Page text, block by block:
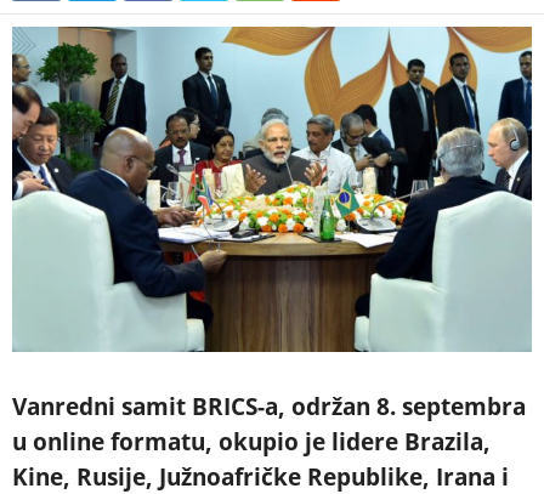
Vanredni samit BRICS-a, održan 8. septembra
u online formatu, okupio je lidere Brazila,
Kine, Rusije, Južnoafričke Republike, Irana i